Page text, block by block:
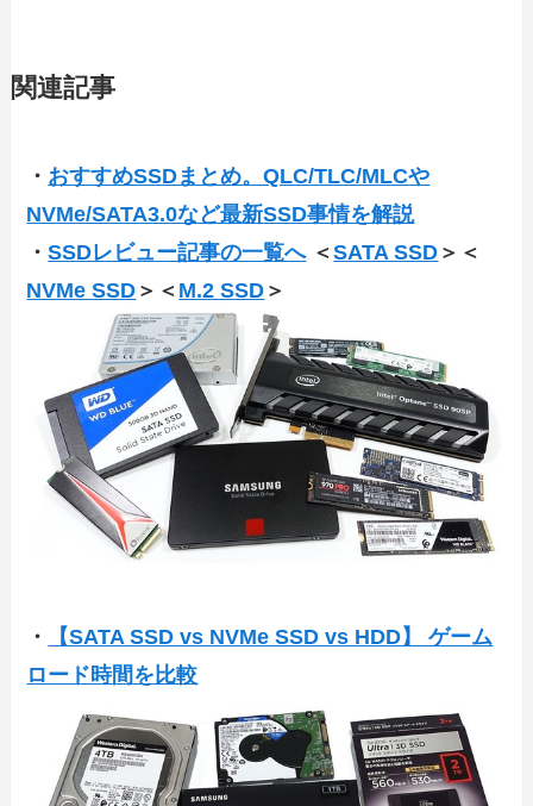
関連記事
・ おすすめSSDまとめ。QLC/TLC/MLCや
NVMe/SATA3.0など最新SSD事情を解説
・SSDレビュー記事の一覧へ＜SATA SSD ＞＜
NVMe SSD ＞＜ M.2 SSD ＞
・
【SATA SSD vs NVMe SSD vs HDD】 ゲーム
ロード時間を比較